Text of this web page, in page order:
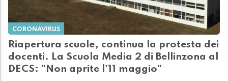
CORONAVIRUS
Riapertura scuole, continua la protesta dei
docenti. La Scuola Media 2 di Bellinzona al
DECS: "Non aprite l'11 maggio"